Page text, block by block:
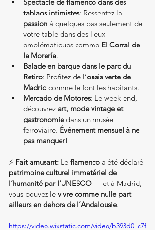
Spectacle de flamenco dans des
tablaos intimistes: Ressentez la
passion à quelques pas seulement de
votre table dans des lieux
emblématiques comme El Corral de
la Morería.
Balade en barque dans le parc du
Retiro: Profitez de l’oasis verte de
Madrid comme le font les habitants.
Mercado de Motores: Le week-end,
découvrez art, mode vintage et
gastronomie dans un musée
ferroviaire. Événement mensuel à ne
pas manquer!
⚡ Fait amusant: Le flamenco a été déclaré
patrimoine culturel immatériel de
l’humanité par l’UNESCO — et à Madrid,
vous pouvez le vivre comme nulle part
ailleurs en dehors de l’Andalousie.
https://video.wixstatic.com/video/b393d0_c7f